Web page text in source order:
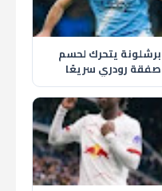
برشلونة يتحرك لحسم
صفقة رودري سريعًا
وسط مخاوف من تدخل
ريال مدريد